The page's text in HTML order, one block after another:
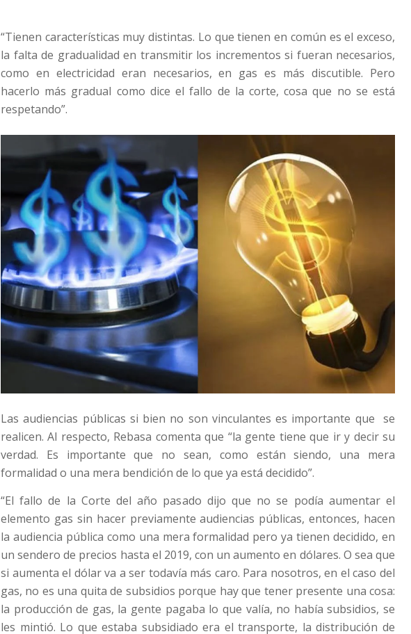
“Tienen características muy distintas. Lo que tienen en común es el exceso,
la falta de gradualidad en transmitir los incrementos si fueran necesarios,
como en electricidad eran necesarios, en gas es más discutible. Pero
hacerlo más gradual como dice el fallo de la corte, cosa que no se está
respetando”.
Las audiencias públicas si bien no son vinculantes es importante que se
realicen. Al respecto, Rebasa comenta que “la gente tiene que ir y decir su
verdad. Es importante que no sean, como están siendo, una mera
formalidad o una mera bendición de lo que ya está decidido”.
“El fallo de la Corte del año pasado dijo que no se podía aumentar el
elemento gas sin hacer previamente audiencias públicas, entonces, hacen
la audiencia pública como una mera formalidad pero ya tienen decidido, en
un sendero de precios hasta el 2019, con un aumento en dólares. O sea que
si aumenta el dólar va a ser todavía más caro. Para nosotros, en el caso del
gas, no es una quita de subsidios porque hay que tener presente una cosa:
la producción de gas, la gente pagaba lo que valía, no había subsidios, se
les mintió. Lo que estaba subsidiado era el transporte, la distribución de